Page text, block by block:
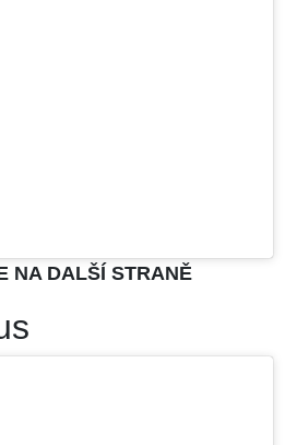
NA DALŠÍ STRANĚ